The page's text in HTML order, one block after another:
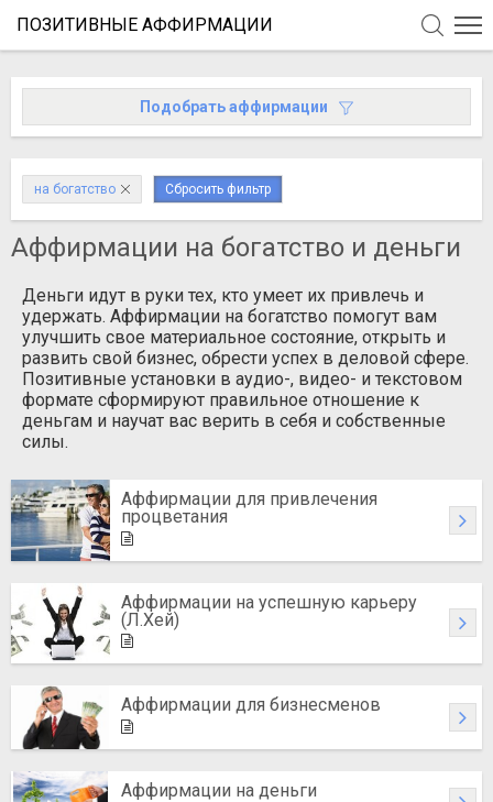
ПОЗИТИВНЫЕ АФФИРМАЦИИ
Подобрать аффирмации
на богатство Сбросить фильтр
Аффирмации на богатство и деньги
Деньги идут в руки тех, кто умеет их привлечь и
удержать. Аффирмации на богатство помогут вам
улучшить свое материальное состояние, открыть и
развить свой бизнес, обрести успех в деловой сфере.
Позитивные установки в аудио-, видео- и текстовом
формате сформируют правильное отношение к
деньгам и научат вас верить в себя и собственные
силы.
Аффирмации для привлечения
процветания
Аффирмации на успешную карьеру
(Л.Хей)
Аффирмации для бизнесменов
Аффирмации на деньги